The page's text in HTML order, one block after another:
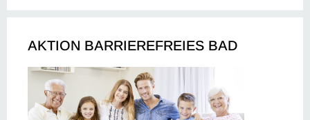
AKTION BARRIEREFREIES BAD